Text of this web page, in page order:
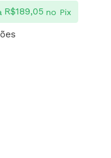
R$189,05 no Pix